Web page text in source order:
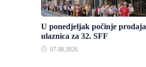
U ponedjeljak počinje prodaja
ulaznica za 32. SFF
07.08.2026.